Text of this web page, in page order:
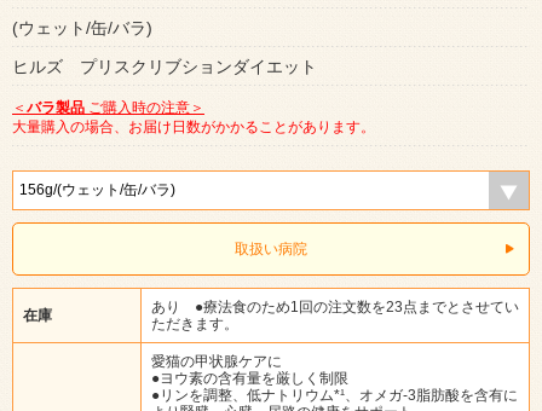
(ウェット/缶/バラ)
ヒルズ プリスクリブションダイエット
＜ バラ製品 ご購入時の注意＞
大量購入の場合、お届け日数がかかることがあります。
取扱い病院
在庫
あり ●療法食のため1回の注文数を23点までとさせてい
ただきます。
愛猫の甲状腺ケアに
●ヨウ素の含有量を厳しく制限
●リンを調整、低ナトリウム*¹、オメガ-3脂肪酸を含有に